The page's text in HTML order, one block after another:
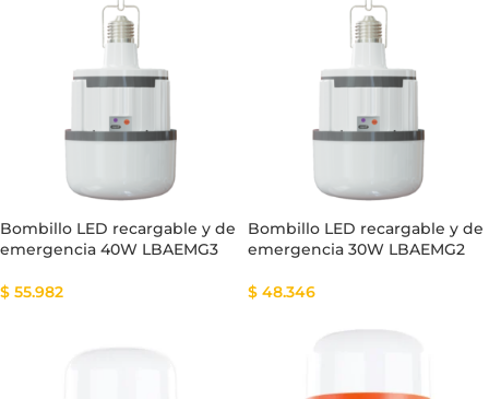
Bombillo LED recargable y de
emergencia 40W LBAEMG3
$ 55.982
Bombillo LED recargable y de
emergencia 30W LBAEMG2
$ 48.346